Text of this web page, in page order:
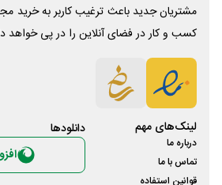
مشتریان جدید باعث ترغیب کاربر به خرید
کسب و کار در فضای آنلاین را در پی
لینک‌های مهم
درباره ما
تماس با ما
قوانین استفاده
دانلود‌ها